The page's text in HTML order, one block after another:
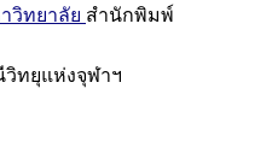
วิทยาลัย สำนักพิมพ์
วิทยุแห่งจุฬาฯ